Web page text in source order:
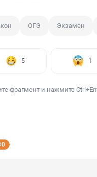
ОГЭ Экзамен
5 1
фрагмент и нажмите